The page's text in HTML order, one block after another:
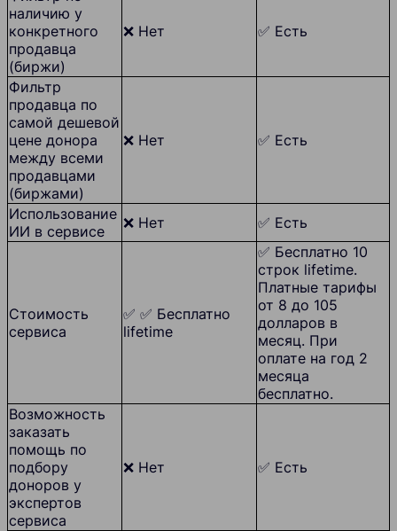
наличию у
конкретного
продавца
(биржи)
❌ Нет ✅ Есть
Фильтр
продавца по
самой дешевой
цене донора
между всеми
продавцами
(биржами)
❌ Нет ✅ Есть
Использование
ИИ в сервисе
❌ Нет ✅ Есть
Стоимость
сервиса
✅ ✅ Бесплатно
lifetime
✅ Бесплатно 10
строк lifetime.
Платные тарифы
от 8 до 105
долларов в
месяц. При
оплате на год 2
месяца
бесплатно.
Возможность
заказать
помощь по
подбору
доноров у
экспертов
сервиса
❌ Нет ✅ Есть